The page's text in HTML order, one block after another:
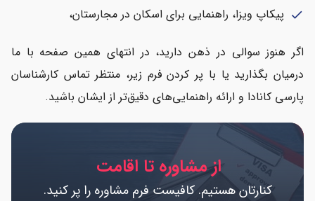
check پیکاپ ویزا، راهنمایی برای اسکان در مجارستان،
اگر هنوز سوالی در ذهن دارید، در انتهای همین صفحه با ما
درمیان بگذارید یا با پر کردن فرم زیر، منتظر تماس کارشناسان
پارسی کانادا و ارائه راهنمایی‌های دقیق‌تر از ایشان باشید.
از مشاوره تا اقامت
کنارتان هستیم. کافیست فرم مشاوره را پر کنید.